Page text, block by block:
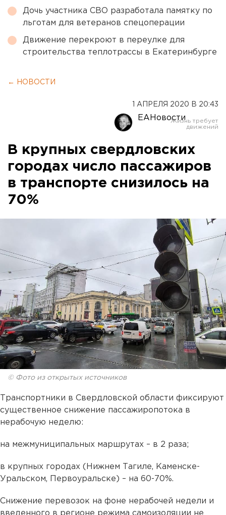
Дочь участника СВО разработала памятку по
льготам для ветеранов спецоперации
Движение перекроют в переулке для
строительства теплотрассы в Екатеринбурге
← НОВОСТИ
1 АПРЕЛЯ 2020 В 20:43
ЕАНовости
В крупных свердловских
городах число пассажиров
в транспорте снизилось на
70%
© Фото из открытых источников
Транспортники в Свердловской области фиксируют
существенное снижение пассажиропотока в
нерабочую неделю:
на межмуниципальных маршрутах – в 2 раза;
в крупных городах (Нижнем Тагиле, Каменске-
Уральском, Первоуральске) – на 60-70%.
Снижение перевозок на фоне нерабочей недели и
введенного в регионе режима самоизоляции не